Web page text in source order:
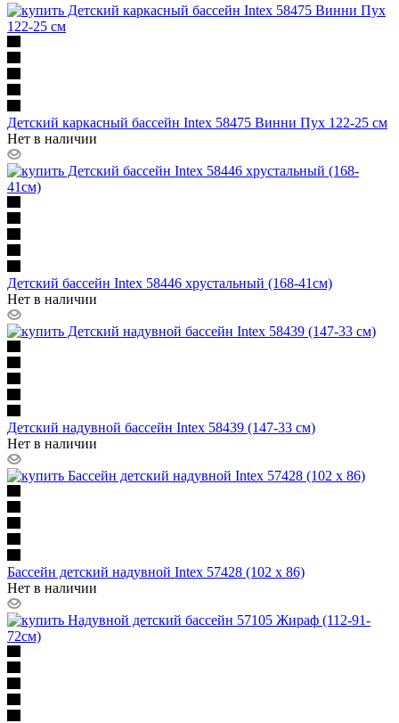
Детский каркасный бассейн Intex 58475 Винни Пух 122-25 см
Нет в наличии
Детский бассейн Intex 58446 хрустальный (168-41см)
Нет в наличии
Детский надувной бассейн Intex 58439 (147-33 см)
Нет в наличии
Бассейн детский надувной Intex 57428 (102 х 86)
Нет в наличии